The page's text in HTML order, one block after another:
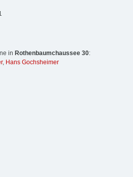
in Rothenbaumchaussee 30:
, Hans Gochsheimer